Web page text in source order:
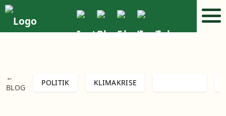
←
BLOG
POLITIK KLIMAKRISE